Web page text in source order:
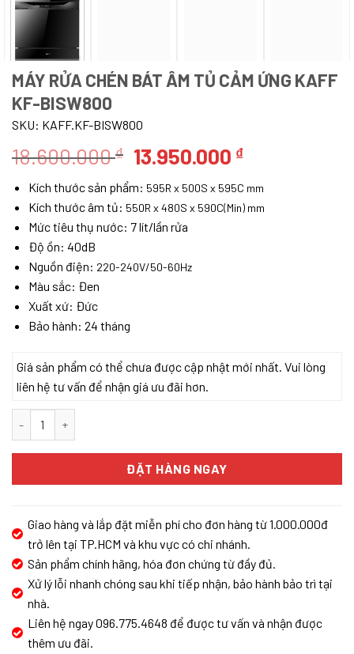
MÁY RỬA CHÉN BÁT ÂM TỦ CẢM ỨNG KAFF
KF-BISW800
SKU: KAFF.KF-BISW800
18.600.000₫ Giá
là:
18.600.000 ₫.
13.950.000 ₫Giá
tại
là:
Kích thước sản phẩm: 595R x 500S x 595C mm
Kích thước âm tủ: 550R x 480S x 590C(Min) mm
Mức tiêu thụ nước: 7 lít/lần rửa
Độ ồn: 40dB
Nguồn điện: 220-240V/50-60Hz
Màu sắc: Đen
Xuất xứ: Đức
Bảo hành: 24 tháng
Giá sản phẩm có thể chưa được cập nhật mới nhất. Vui lòng
liên hệ tư vấn để nhận giá ưu đãi hơn.
ĐẶT HÀNG NGAY
Giao hàng và lắp đặt miễn phí cho đơn hàng từ 1.000.000đ
trở lên tại TP.HCM và khu vực có chi nhánh.
Sản phẩm chính hãng, hóa đơn chứng từ đầy đủ.
Xử lý lỗi nhanh chóng sau khi tiếp nhận, bảo hành bảo trì tại
nhà.
Liên hệ ngay 096.775.4648 để được tư vấn và nhận được
thêm ưu đãi.